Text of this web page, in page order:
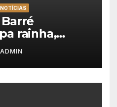
NOTÍCIAS
rainha,
é o novo
Polónia
ADMIN